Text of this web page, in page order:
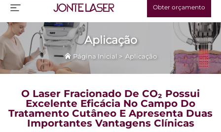
Obter orçamento
Aplicação
Página Inicial > Aplicação
O Laser Fracionado De CO₂ Possui
Excelente Eficácia No Campo Do
Tratamento Cutâneo E Apresenta Duas
Importantes Vantagens Clínicas